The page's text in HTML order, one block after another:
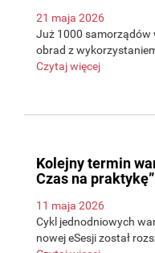
21 maja 2026
Już 1000 samorządów
obrad z
Czytaj więcej
Kolejny termin
Czas na praktykę”
11 maja 2026
Cykl jednodniowych
nowej eSesji został